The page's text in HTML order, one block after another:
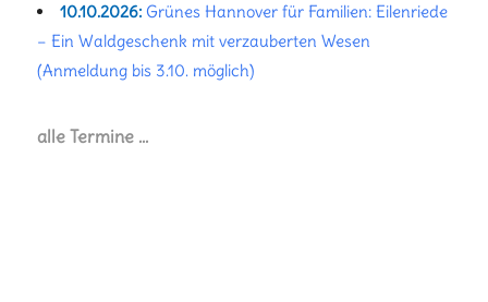
10.10.2026: Grünes Hannover für Familien: Eilenriede
– Ein Waldgeschenk mit verzauberten Wesen
(Anmeldung bis 3.10. möglich)
alle Termine …